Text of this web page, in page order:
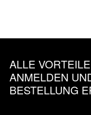
ALLE
ANMELDEN
BESTELLUNG